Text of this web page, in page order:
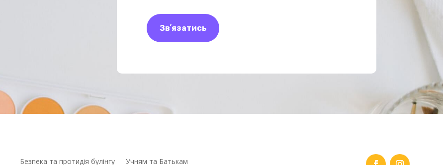
Звʼязатись
Безпека та протидія булінгу Учням та Батькам